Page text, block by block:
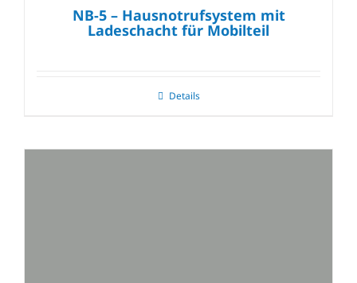
NB-5 – Hausnotrufsystem mit
Ladeschacht für Mobilteil
Details